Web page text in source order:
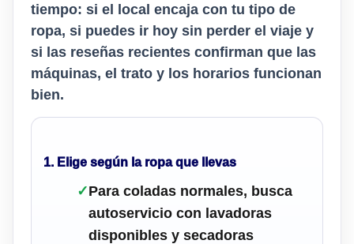
tiempo: si el local encaja con tu tipo de
ropa, si puedes ir hoy sin perder el viaje y
si las reseñas recientes confirman que las
máquinas, el trato y los horarios funcionan
bien.
1. Elige según la ropa que llevas
✓Para coladas normales, busca
autoservicio con lavadoras
disponibles y secadoras